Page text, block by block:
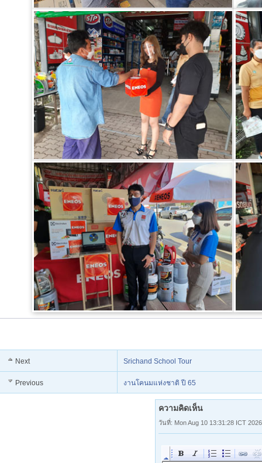
Next Srichand School Tour
Previous งานโคนมแห่งชาติ ปี 65
ความคิดเห็น
วันที่: Mon Aug 10 13:31:28 ICT 2026